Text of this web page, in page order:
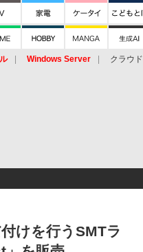
Windows Server クラウド
けを行うSMTラ